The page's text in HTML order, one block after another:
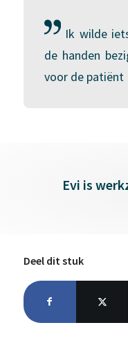
Ik wilde
de handen
voor de patiënt
Evi is
Deel dit stuk